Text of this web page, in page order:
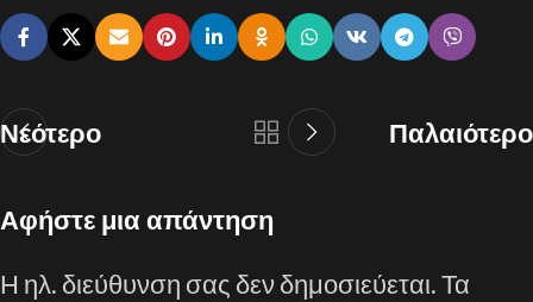
Νεότερο Παλαιότερο
Αφήστε μια απάντηση
Η ηλ. διεύθυνση σας δεν δημοσιεύεται.Τα